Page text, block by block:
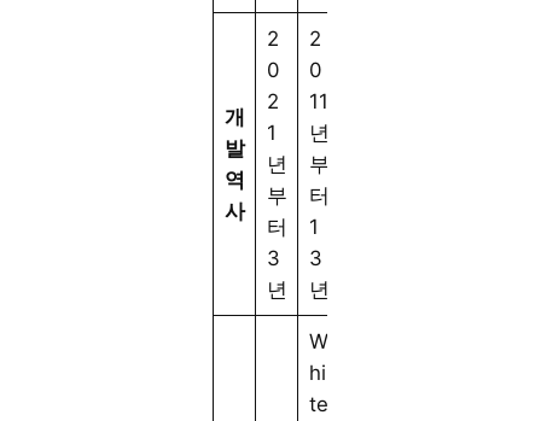
개
발
역
사
2
0
2
1
년
부
터
3
년
2
0
11
년
부
터
1
3
년
W
hi
te